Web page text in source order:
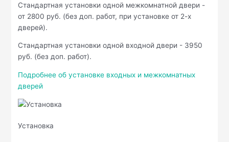
Стандартная установки одной межкомнатной двери -
от 2800 руб. (без доп. работ, при установке от 2-х
дверей).
Стандартная установки одной входной двери - 3950
руб. (без доп. работ).
Подробнее об установке входных и межкомнатных
дверей
Установка